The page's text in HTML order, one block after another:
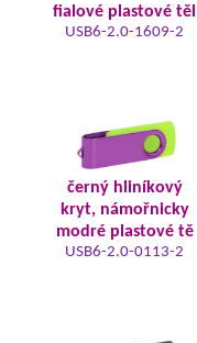
fialové plastové těl
USB6-2.0-1609-2
černý hliníkový
kryt, námořnicky
modré plastové tě
USB6-2.0-0113-2